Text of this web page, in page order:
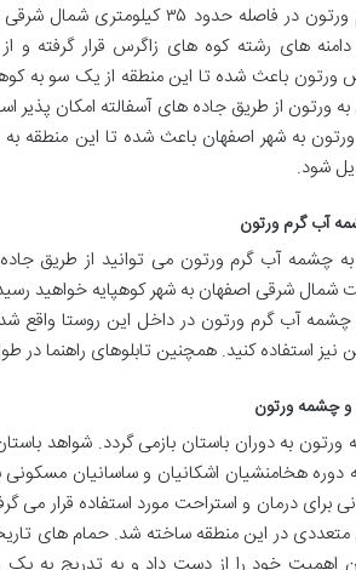
چشمه آب گرم ورتون در فاصله
های رشته کوه های زاگرس قرار گرفته
ورتون باعث شده تا این منطقه از یک سو
ورتون از طریق جاده های آسفالته امکان پذیر
به شهر اصفهان باعث شده تا این منطقه
شود.
آب گرم ورتون
شمال شرقی اصفهان به شهر کوهپایه خواهید
آب گرم ورتون در داخل این روستا واقع
نیز استفاده کنید. همچنین تابلوهای
و چشمه ورتون
ورتون به دوران باستان بازمی گردد. شواهد
دوره هخامنشیان اشکانیان و ساسانیان
برای درمان و استراحت مورد استفاده قرار
متعددی در این منطقه ساخته شد. حمام های